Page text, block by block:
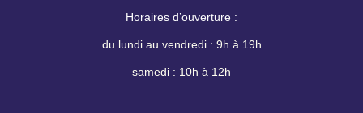
Horaires d’ouverture :
du lundi au vendredi : 9h à 19h
samedi : 10h à 12h